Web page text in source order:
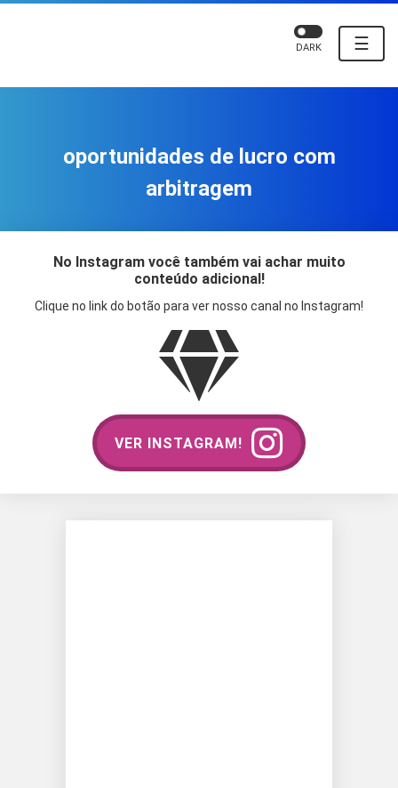
☰
DARK
oportunidades de lucro com
arbitragem
No Instagram você também vai achar muito
conteúdo adicional!
Clique no link do botão para ver nosso canal no Instagram!
VER INSTAGRAM!